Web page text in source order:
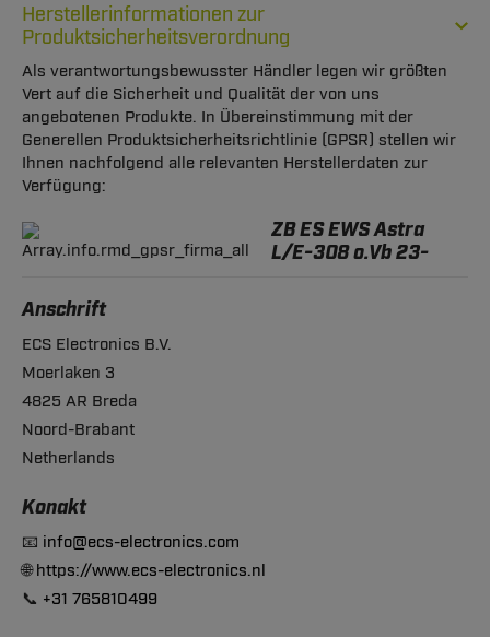
Herstellerinformationen zur
Produktsicherheitsverordnung
Als verantwortungsbewusster Händler legen wir größten
Vert auf die Sicherheit und Qualität der von uns
angebotenen Produkte. In Übereinstimmung mit der
Generellen Produktsicherheitsrichtlinie (GPSR) stellen wir
Ihnen nachfolgend alle relevanten Herstellerdaten zur
Verfügung:
ZB ES EWS Astra
L/E-308 o.Vb 23-
Anschrift
ECS Electronics B.V.
Moerlaken 3
4825 AR Breda
Noord-Brabant
Netherlands
Konakt
📧 info@ecs-electronics.com
🌐https://www.ecs-electronics.nl
📞 +31 765810499